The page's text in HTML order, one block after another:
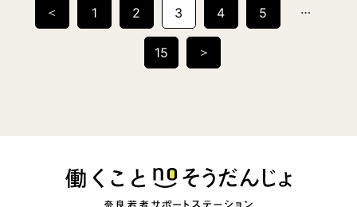
＜ 1 2 3 4 5 …
15 ＞